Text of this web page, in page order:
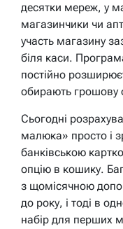
десятки мереж, у
магазинчики чи
участь магазину
біля каси.
постійно
обирають
Сьогодні
малюка» просто і
банківською
опцію в кошику.
з щомісячною
до року, і тоді в
набір для перших